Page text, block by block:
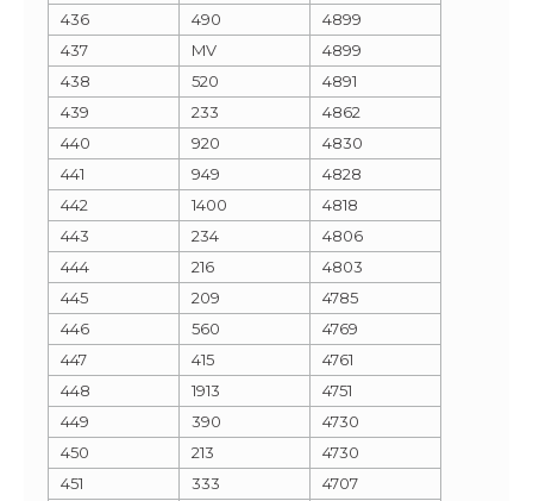
436 490
4899
437
MV
4899
438
520
4891
439
233
4862
440
920
4830
441
949
4828
442
1400
4818
443
234
4806
444
216
4803
445
209
4785
446
560
4769
447
415
4761
448
1913
4751
449
390
4730
450
213
4730
451
333
4707